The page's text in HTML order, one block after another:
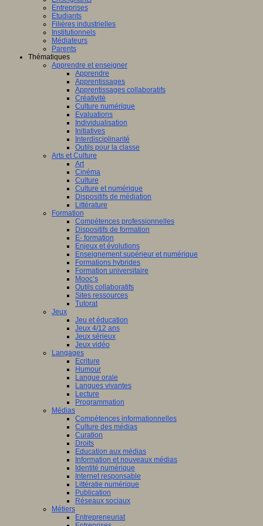
Entreprises
Etudiants
Filières industrielles
Institutionnels
Médiateurs
Parents
Thématiques
Apprendre et enseigner
Apprendre
Apprentissages
Apprentissages collaboratifs
Créativité
Culture numérique
Evaluations
Individualisation
Initiatives
Interdisciplinarité
Outils pour la classe
Arts et Culture
Art
Cinéma
Culture
Culture et numérique
Dispositifs de médiation
Littérature
Formation
Compétences professionnelles
Dispositifs de formation
E- formation
Enjeux et évolutions
Enseignement supérieur et numérique
Formations hybrides
Formation universitaire
Mooc’s
Outils collaboratifs
Sites ressources
Tutorat
Jeux
Jeu et éducation
Jeux 4/12 ans
Jeux sérieux
Jeux vidéo
Langages
Ecriture
Humour
Langue orale
Langues vivantes
Lecture
Programmation
Médias
Compétences informationnelles
Culture des médias
Curation
Droits
Education aux médias
Information et nouveaux médias
Identité numérique
Internet responsable
Littératie numérique
Publication
Réseaux sociaux
Métiers
Entrepreneuriat